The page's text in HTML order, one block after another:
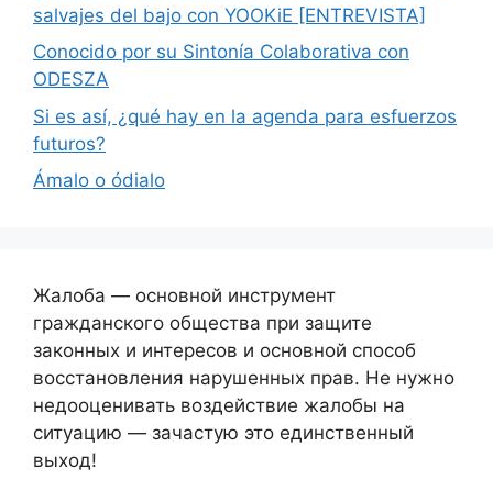
salvajes del bajo con YOOKiE [ENTREVISTA]
Conocido por su Sintonía Colaborativa con
ODESZA
Si es así, ¿qué hay en la agenda para esfuerzos
futuros?
Ámalo o ódialo
Жалоба — основной инструмент
гражданского общества при защите
законных и интересов и основной способ
восстановления нарушенных прав. Не нужно
недооценивать воздействие жалобы на
ситуацию — зачастую это единственный
выход!